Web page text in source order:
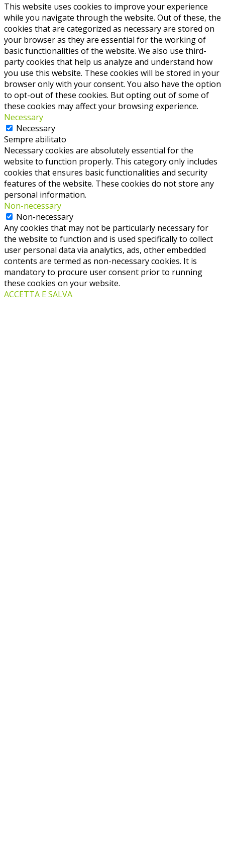
This website uses cookies to improve your experience
while you navigate through the website. Out of these, the
cookies that are categorized as necessary are stored on
your browser as they are essential for the working of
basic functionalities of the website. We also use third-
party cookies that help us analyze and understand how
you use this website. These cookies will be stored in your
browser only with your consent. You also have the option
to opt-out of these cookies. But opting out of some of
these cookies may affect your browsing experience.
Necessary
Necessary
Sempre abilitato
Necessary cookies are absolutely essential for the
website to function properly. This category only includes
cookies that ensures basic functionalities and security
features of the website. These cookies do not store any
personal information.
Non-necessary
Non-necessary
Any cookies that may not be particularly necessary for
the website to function and is used specifically to collect
user personal data via analytics, ads, other embedded
contents are termed as non-necessary cookies. It is
mandatory to procure user consent prior to running
these cookies on your website.
ACCETTA E SALVA